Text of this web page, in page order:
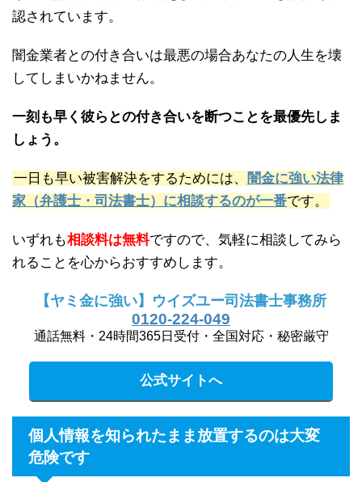
認されています。
闇金業者との付き合いは最悪の場合あなたの人生を壊
してしまいかねません。
一刻も早く彼らとの付き合いを断つことを最優先しま
しょう。
一日も早い被害解決をするためには、
闇金に強い法律
家（弁護士・司法書士）に相談するのが一番です。
いずれも相談料は無料ですので、気軽に相談してみら
れることを心からおすすめします。
【ヤミ金に強い】ウイズユー司法書士事務所
0120-224-049
通話無料・24時間365日受付・全国対応・秘密厳守
公式サイトへ
個人情報を知られたまま放置するのは大変
危険です